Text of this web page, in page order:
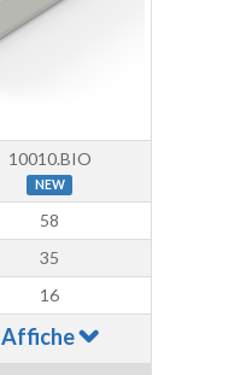
10010.BIO
NEW
58
35
16
Affiche